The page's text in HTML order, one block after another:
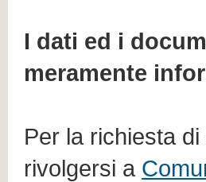
I dati ed i
meramente
Per la richiesta
rivolgersi a